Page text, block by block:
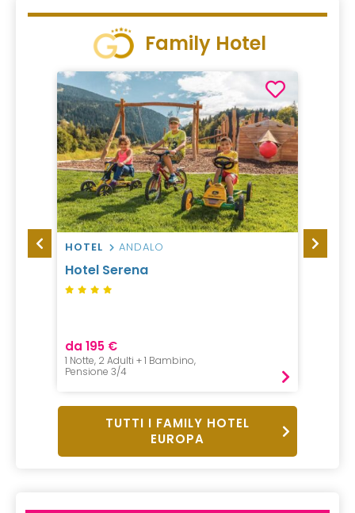
Family Hotel
HOTEL ANDALO
Hotel Serena
da 195 €
1 Notte, 2 Adulti + 1 Bambino,
Pensione 3/4
TUTTI I FAMILY HOTEL
EUROPA